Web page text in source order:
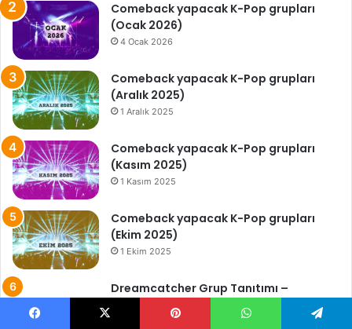
Comeback yapacak K-Pop grupları
(Ocak 2026)
4 Ocak 2026
Comeback yapacak K-Pop grupları
(Aralık 2025)
1 Aralık 2025
Comeback yapacak K-Pop grupları
(Kasım 2025)
1 Kasım 2025
Comeback yapacak K-Pop grupları
(Ekim 2025)
1 Ekim 2025
Dreamcatcher Grup Tanıtımı –
Dreamcatcher Hakkında Bilinmesi
Gerekenler